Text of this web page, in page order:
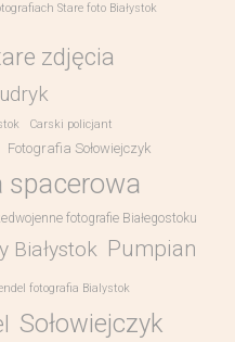
Stare foto Białystok
zdjęcia
Carski policjant
Fotografia Sołowiejczyk
spacerowa
fotografie Białegostoku
Białystok Pumpian
fotografia Bialystok
Sołowiejczyk